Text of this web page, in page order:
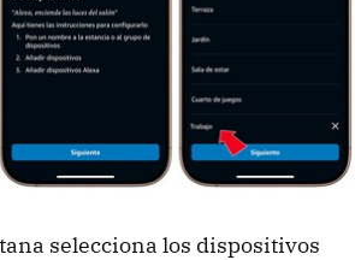
selecciona los dispositivos